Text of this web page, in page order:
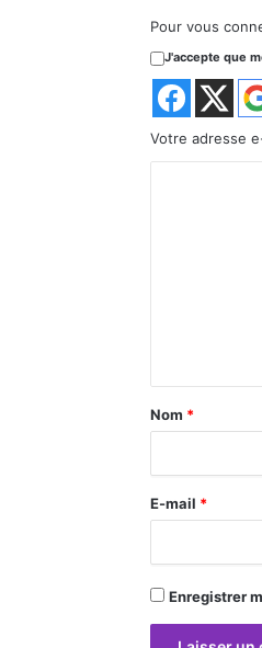
Pour vous
J'accepte que
Votre adresse
a
r
e
Nom *
E-mail *
Enregistrer